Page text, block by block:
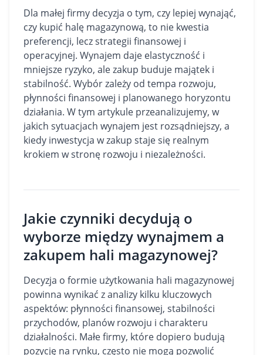
Dla małej firmy decyzja o tym, czy lepiej wynająć,
czy kupić halę magazynową, to nie kwestia
preferencji, lecz strategii finansowej i
operacyjnej. Wynajem daje elastyczność i
mniejsze ryzyko, ale zakup buduje majątek i
stabilność. Wybór zależy od tempa rozwoju,
płynności finansowej i planowanego horyzontu
działania. W tym artykule przeanalizujemy, w
jakich sytuacjach wynajem jest rozsądniejszy, a
kiedy inwestycja w zakup staje się realnym
krokiem w stronę rozwoju i niezależności.
Jakie czynniki decydują o
wyborze między wynajmem a
zakupem hali magazynowej?
Decyzja o formie użytkowania hali magazynowej
powinna wynikać z analizy kilku kluczowych
aspektów: płynności finansowej, stabilności
przychodów, planów rozwoju i charakteru
działalności. Małe firmy, które dopiero budują
pozycję na rynku, często nie mogą pozwolić